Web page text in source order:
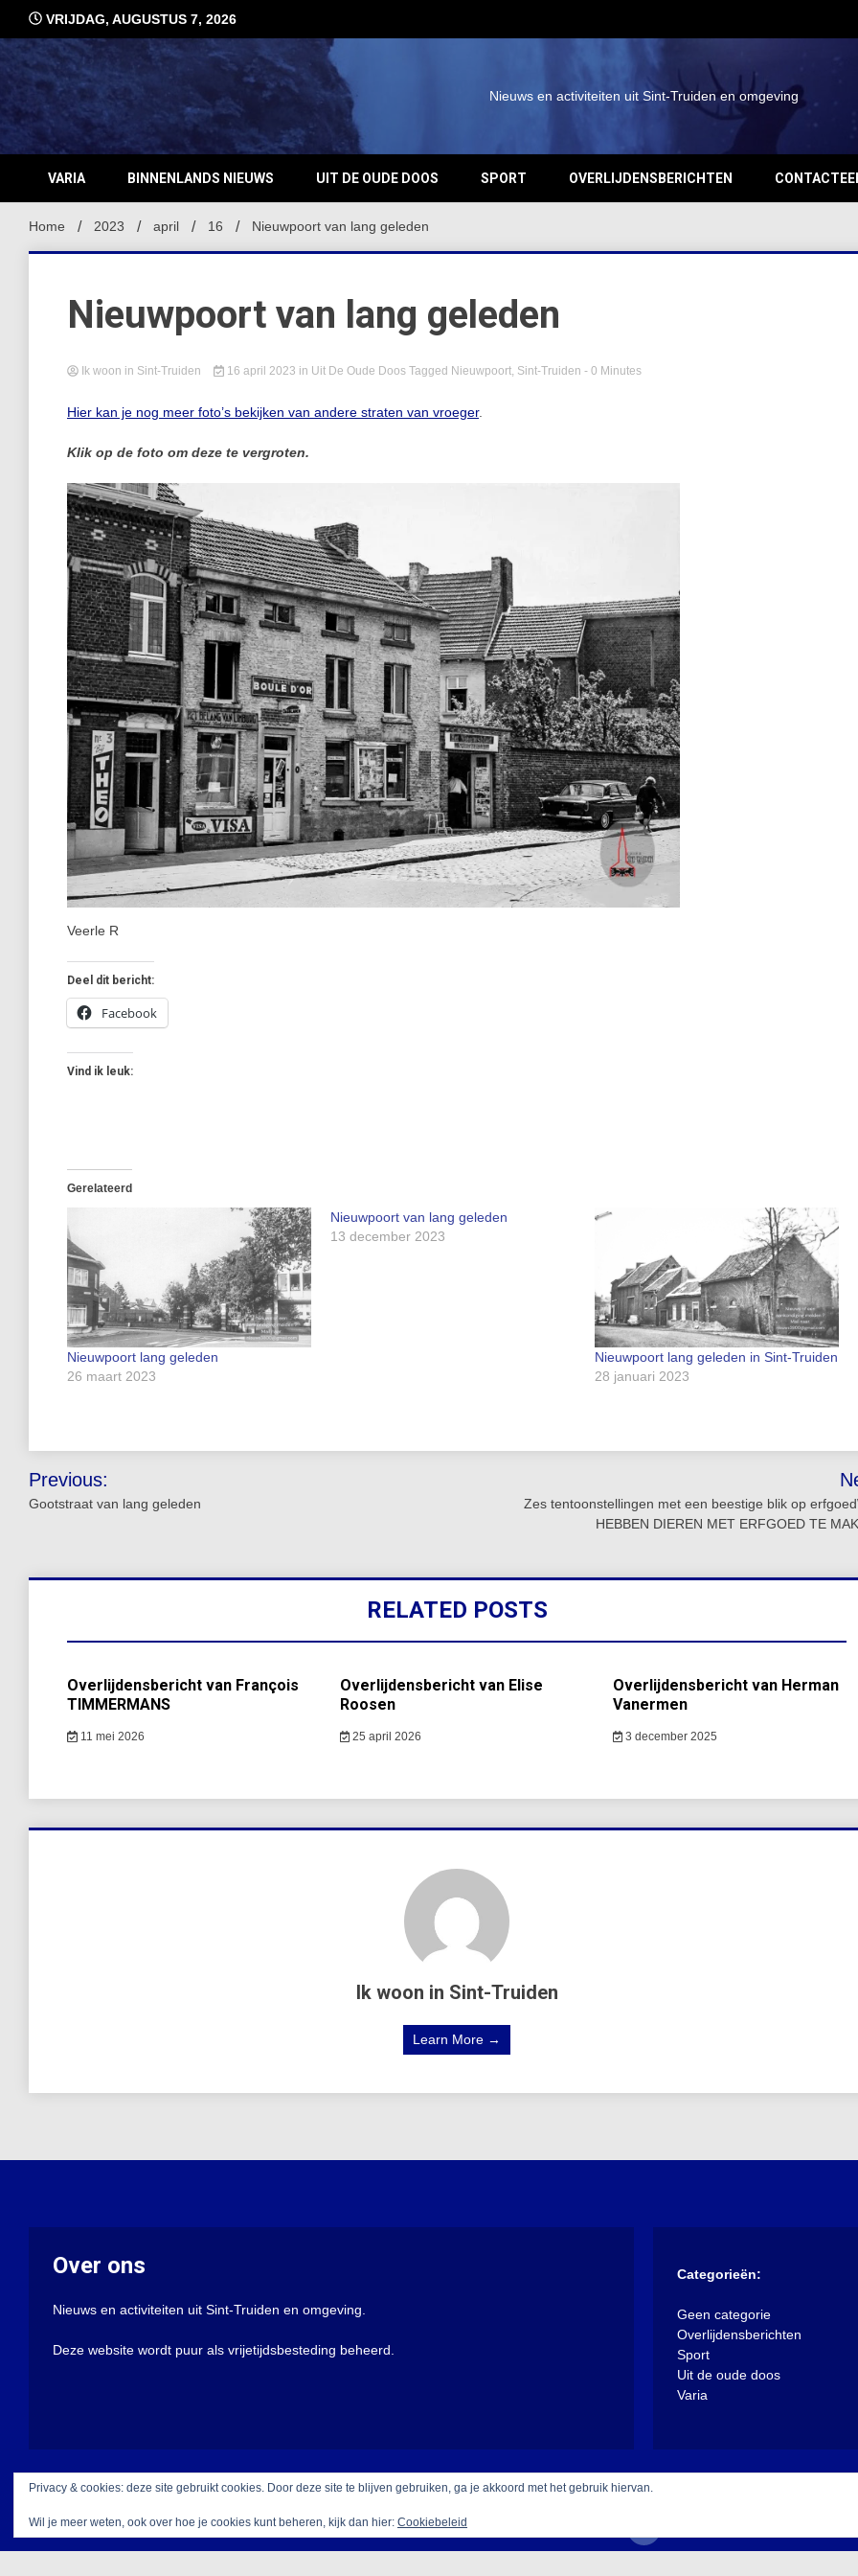
inhoud
VRIJDAG, AUGUSTUS 7, 2026
Nieuws en activiteiten uit Sint-Truiden en omgeving
VARIA BINNENLANDS NIEUWS UIT DE OUDE DOOS SPORT OVERLIJDENSBERICHTEN
Home 2023 april 16 Nieuwpoort van lang geleden
Nieuwpoort van lang geleden
Ik woon in Sint-Truiden 16 april 2023 in Uit De Oude Doos Tagged Nieuwpoort, Sint-Truiden - 0 Minutes
Hier kan je nog meer foto’s bekijken van andere straten van vroeger.
Klik op de foto om deze te vergroten.
Veerle R
Deel dit bericht:
Facebook
Vind ik leuk:
Gerelateerd
Nieuwpoort lang geleden
26 maart 2023
Nieuwpoort van lang geleden
13 december 2023
Nieuwpoort lang geleden in Sint-Truiden
28 januari 2023
Bericht
navigatie
Previous:
Gootstraat van lang geleden
Zes tentoonstellingen met een beestige blik op
HEBBEN DIEREN MET ERFGOED TE
RELATED POSTS
Overlijdensbericht van François
TIMMERMANS
11 mei 2026
Overlijdensbericht van Elise
Roosen
25 april 2026
Overlijdensbericht van Herman
Vanermen
3 december 2025
Ik woon in Sint-Truiden
Learn More →
Over ons
Nieuws en activiteiten uit Sint-Truiden en omgeving.
Deze website wordt puur als vrijetijdsbesteding beheerd.
Categorieën:
Geen categorie
Overlijdensberichten
Sport
Uit de oude doos
Varia
Privacy & cookies: deze site gebruikt cookies. Door deze site te blijven gebruiken, ga je akkoord met het gebruik hiervan.
Wil je meer weten, ook over hoe je cookies kunt beheren, kijk dan hier: Cookiebeleid